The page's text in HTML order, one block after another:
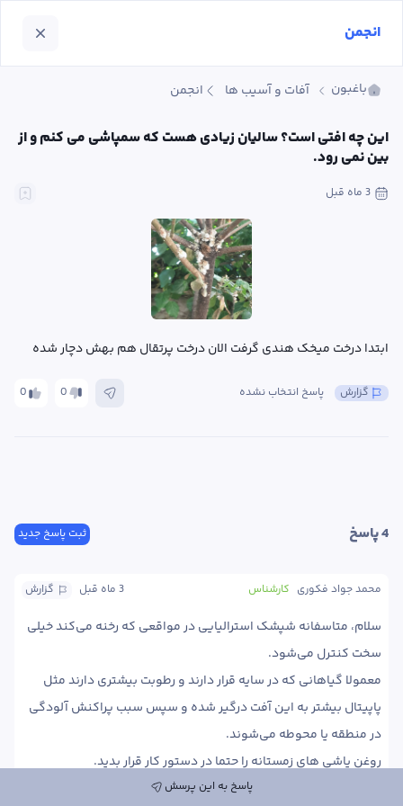
باغبون آفات و آسیب ها انجمن
بین نمی رود.
3 ماه قبل
ابتدا درخت میخک هندی گرفت الان درخت پرتقال هم بهش دچار شده
0 0 پاسخ انتخاب نشده گزارش
ثبت پاسخ جدید 4 پاسخ
گزارش 3 ماه قبل کارشناس محمد جواد فکوری
پاسخ به این پرسش
انجمن